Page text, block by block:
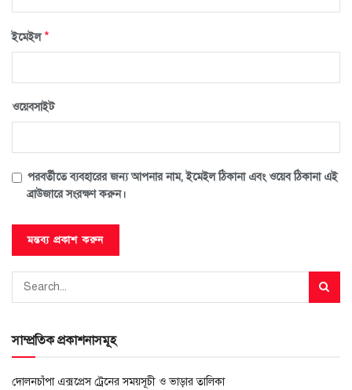
ইমেইল*
ওয়েবসাইট
পরবর্তীতে ব্যবহারের জন্য আপনার নাম, ইমেইল ঠিকানা এবং ওয়েব ঠিকানা এই
ব্রাউজারে সংরক্ষণ করুন।
সাম্প্রতিক প্রকাশনাসমূহ
দোলনচাঁপা এক্সপ্রেস ট্রেনের সময়সূচী ও ভাড়ার তালিকা